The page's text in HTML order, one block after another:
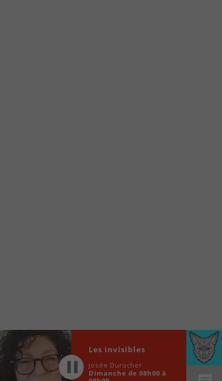
locale vous sont maintenant accessibles en un clic!
Audio
Player
00:00 00:00
Les invisibles
Josée Durocher
Dimanche de 08h00 à